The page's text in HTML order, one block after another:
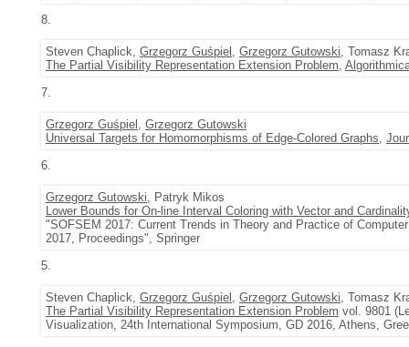
8.
Steven Chaplick, Grzegorz Guśpiel , Grzegorz Gutowski, Tomasz
The Partial Visibility Representation Extension Problem,
7.
Grzegorz Guśpiel , Grzegorz Gutowski
Universal Targets for Homomorphisms of Edge-Colored Graphs,
6.
Grzegorz Gutowski, Patryk Mikos
Lower Bounds for On-line Interval Coloring with Vector and
"SOFSEM 2017: Current Trends in Theory and Practice of
2017, Proceedings", Springer
5.
Steven Chaplick, Grzegorz Guśpiel , Grzegorz Gutowski, Tomasz
The Partial Visibility Representation Extension Problem vol. 9801
Visualization, 24th International Symposium, GD 2016, Athens,